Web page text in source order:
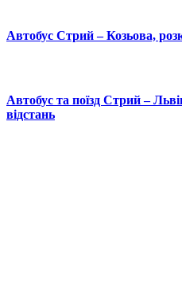
Автобус Стрий – Козьова,
Автобус та поїзд Стрий –
відстань